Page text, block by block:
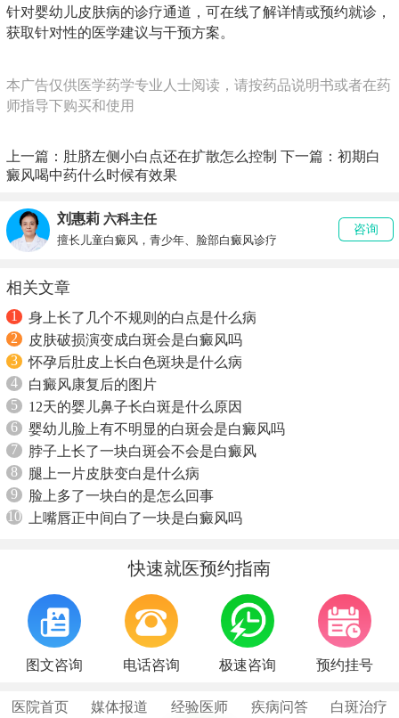
针对婴幼儿皮肤病的诊疗通道，可在线了解详情或预约就诊，
获取针对性的医学建议与干预方案。
本广告仅供医学药学专业人士阅读，请按药品说明书或者在药
师指导下购买和使用
上一篇： 肚脐左侧小白点还在扩散怎么控制 下一篇： 初期白
癜风喝中药什么时候有效果
刘惠莉 六科主任
擅长儿童白癜风，青少年、脸部白癜风诊疗
咨询
相关文章
1
身上长了几个不规则的白点是什么病
2
皮肤破损演变成白斑会是白癜风吗
3
怀孕后肚皮上长白色斑块是什么病
4
白癜风康复后的图片
5
12天的婴儿鼻子长白斑是什么原因
6
婴幼儿脸上有不明显的白斑会是白癜风吗
7
脖子上长了一块白斑会不会是白癜风
8
腿上一片皮肤变白是什么病
9
脸上多了一块白的是怎么回事
10
上嘴唇正中间白了一块是白癜风吗
快速就医预约指南
图文咨询 电话咨询 极速咨询 预约挂号
医院首页 媒体报道 经验医师 疾病问答 白斑治疗